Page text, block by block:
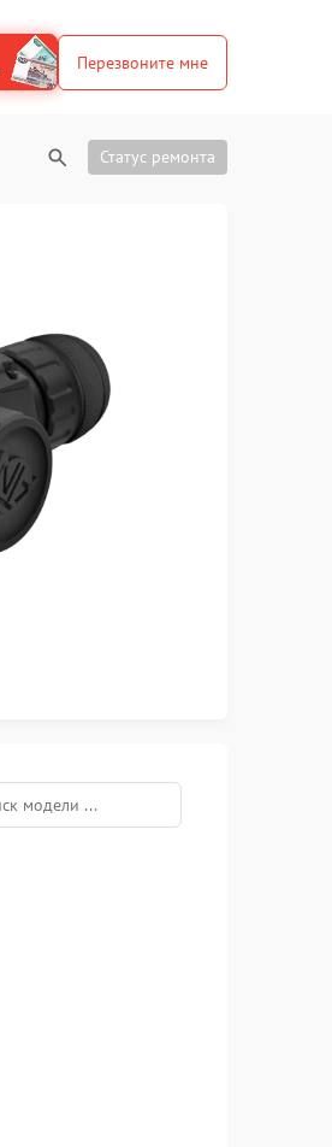
Перезвоните мне
Статус ремонта